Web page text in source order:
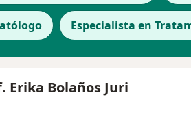
Especialista en
Erika Bolaños Juri